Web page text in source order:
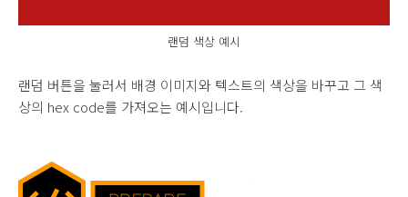
랜덤 색상 예시
랜덤 버튼을 눌러서 배경 이미지와 텍스트의 색상을 바꾸고 그 색
상의 hex code를 가져오는 예시입니다.